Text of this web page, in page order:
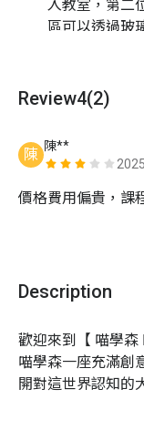
點亮森林：顏
「本體覺」，潘潘
入教室，第二
區可以透過玻
熟悉環境與空
錯過精彩活動
3. 若在課前有
息，保護自己
舒服的狀況，
5. 初次接觸五
哦！請爸比媽
寶貝嘗試看看
入他們一起玩
Review4(2)
陳 陳**
價格費用偏貴，課
Description
歡迎來到【 喵學
喵學森一座充滿創
開對這世界認知的